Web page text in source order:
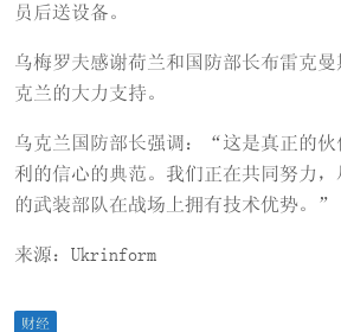
员后送设备。
乌梅罗夫感谢荷兰和国防部长布雷克
克兰的大力支持。
乌克兰国防部长强调：“这是真正的伙
利的信心的典范。我们正在共同努力
的武装部队在战场上拥有技术优势。”
来源：Ukrinform
财经